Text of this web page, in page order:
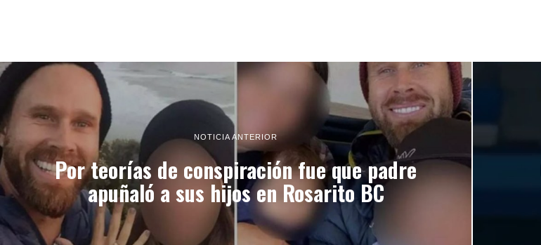
NOTICIA ANTERIOR
Por teorías de conspiración fue que padre
apuñaló a sus hijos en Rosarito BC